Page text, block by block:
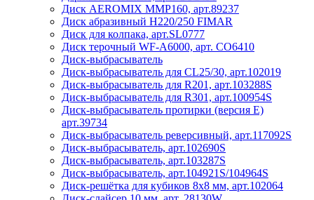
Диск AEROMIX MMP160, арт.89237
Диск абразивный H220/250 FIMAR
Диск для колпака, арт.SL0777
Диск терочный WF-A6000, арт. CO6410
Диск-выбрасыватель
Диск-выбрасыватель для CL25/30, арт.102019
Диск-выбрасыватель для R201, арт.103288S
Диск-выбрасыватель для R301, арт.100954S
Диск-выбрасыватель протирки (версия Е)
арт.39734
Диск-выбрасыватель реверсивный, арт.117092S
Диск-выбрасыватель, арт.102690S
Диск-выбрасыватель, арт.103287S
Диск-выбрасыватель, арт.104921S/104964S
Диск-решётка для кубиков 8х8 мм, арт.102064